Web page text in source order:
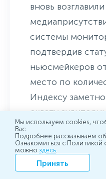
вновь
системы
подтвердив
ньюсмейкеров
место по
Индексу
охвату
В пятерку
Банк.
Май 2026
Мы используем cookies,
Вас.
Подробнее рассказываем
Ознакомиться с Политикой
можно здесь.
Принять